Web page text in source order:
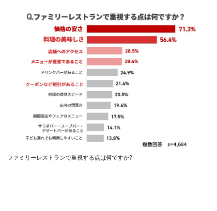
ファミリーレストランで重視する点は何ですか?